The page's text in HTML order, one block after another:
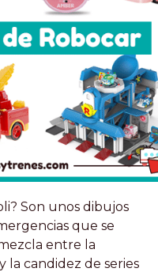
Son unos dibujos
que se
entre la
la candidez de series